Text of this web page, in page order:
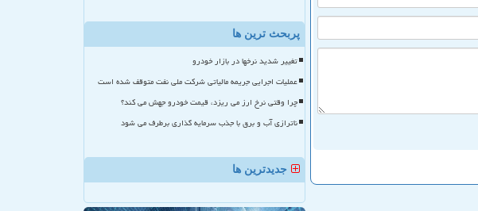
پربحث ترین ها
تغییر شدید نرخها در بازار خودرو
عملیات اجرایی جریمه مالیاتی شرکت ملی نفت متوقف شده است
چرا وقتی نرخ ارز می ریزد، قیمت خودرو جهش می کند؟
ناترازی آب و برق با جذب سرمایه گذاری برطرف می شود
جدیدترین ها